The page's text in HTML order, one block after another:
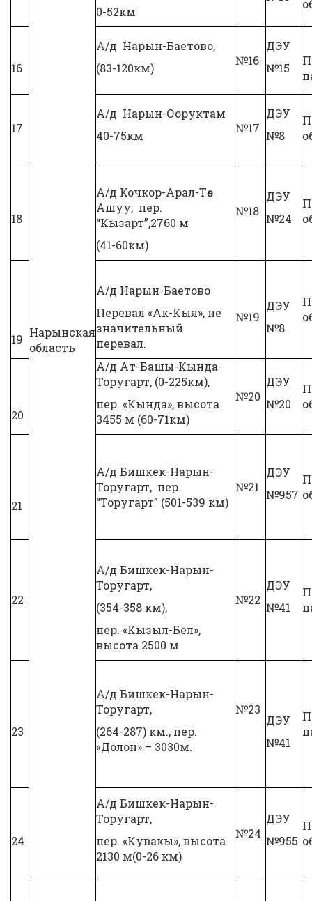
Нарынская
область
0-52км
16
А/д Нарын-Баетово,
(83-120км)
№16
ДЭУ
№15
17
А/д Нарын-Ооруктам
40-75км
№17
ДЭУ
№8
18
А/д Кочкор-Арал-Төө-
Ашуу, пер.
“Кызарт”,2760 м
(41-60км)
№18
ДЭУ
№24
19
А/д Нарын-Баетово
Перевал «Ак-Кыя», не
значительный
перевал.
№19
ДЭУ
№8
20
А/д Ат-Башы-Кында-
Торугарт, (0-225км),
пер. «Кында», высота
3455 м (60-71км)
№20
ДЭУ
№20
21
А/д Бишкек-Нарын-
Торугарт, пер.
“Торугарт” (501-539 км)
№21
ДЭУ
№957
22
А/д Бишкек-Нарын-
Торугарт,
(354-358 км),
пер. «Кызыл-Бел»,
высота 2500 м
№22
ДЭУ
№41
23
А/д Бишкек-Нарын-
Торугарт,
(264-287) км., пер.
«Долон» – 3030м.
№23
ДЭУ
№41
24
А/д Бишкек-Нарын-
Торугарт,
пер. «Кувакы», высота
2130 м(0-26 км)
№24
ДЭУ
№955